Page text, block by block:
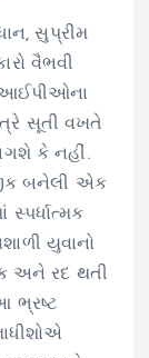
સુપ્રીમ
વૈભવી
સૂતી વખતે
કે નહીં.
બનેલી એક
યુવાનો
અને રદ થતી
ભ્રષ્ટ